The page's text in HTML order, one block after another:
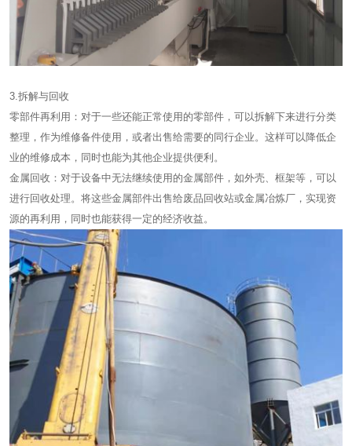
3.拆解与回收
零部件再利用：对于一些还能正常使用的零部件，可以拆解下来进行分类
整理，作为维修备件使用，或者出售给需要的同行企业。这样可以降低企
业的维修成本，同时也能为其他企业提供便利。
金属回收：对于设备中无法继续使用的金属部件，如外壳、框架等，可以
进行回收处理。将这些金属部件出售给废品回收站或金属冶炼厂，实现资
源的再利用，同时也能获得一定的经济收益。